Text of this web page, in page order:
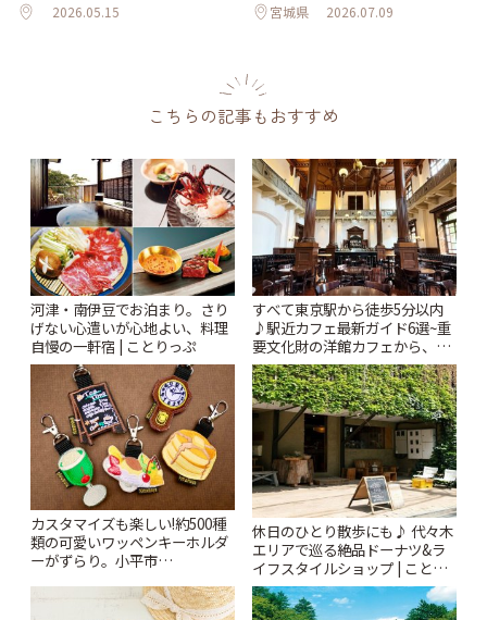
2026.05.15 宮城県 2026.07.09
こちらの記事もおすすめ
河津・南伊豆でお泊まり。さり
げない心遣いが心地よい、料理
自慢の一軒宿 | ことりっぷ
すべて東京駅から徒歩5分以内
♪駅近カフェ最新ガイド6選~重
要文化財の洋館カフェから、改
札すぐのレトロ喫茶まで~ | こと
りっぷ
カスタマイズも楽しい!約500種
類の可愛いワッペンキーホルダ
ーがずらり。小平市
休日のひとり散歩にも♪ 代々木
エリアで巡る絶品ドーナツ&ラ
イフスタイルショップ | ことり
っぷ